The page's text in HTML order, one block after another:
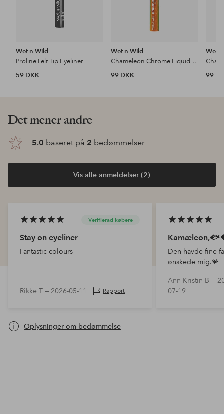
Wet n Wild
Proline Felt Tip Eyeliner
59 DKK
Wet n Wild
Chameleon Chrome Liquid Eyeliner
99 DKK
Wet
99
Det mener andre
5.0 baseret på 2 bedømmelser
Vis alle anmeldelser (2)
Verifierad købere
Stay on eyeliner
Fantastic colours
Rikke T — 2026-05-11 Rapport
Den havde fine
ønskede mig.🪸
Ann Kristin B —
07-19
Oplysninger om bedømmelse